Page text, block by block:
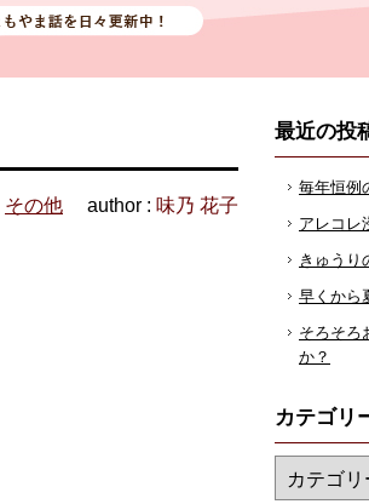
その他 author : 味乃 花子
最近の投
毎年恒例
アレコレ
きゅうり
早くから
そろそろ
か？
カテゴリ